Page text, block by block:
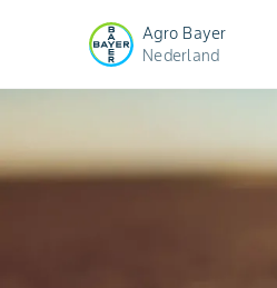
Agro Bayer
Nederland